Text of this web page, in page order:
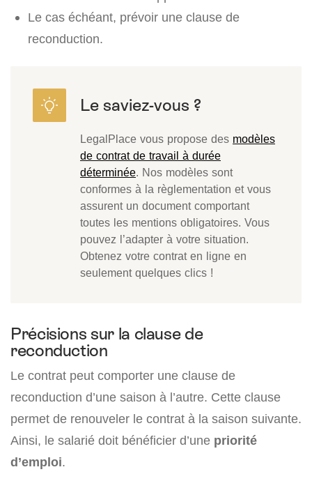
Le cas échéant, prévoir une clause de
reconduction.
LegalPlace vous propose des modèles
de contrat de travail à durée
déterminée. Nos modèles sont
conformes à la règlementation et vous
assurent un document comportant
toutes les mentions obligatoires. Vous
pouvez l’adapter à votre situation.
Obtenez votre contrat en ligne en
seulement quelques clics !
Précisions sur la clause de
reconduction
Le contrat peut comporter une clause de
reconduction d’une saison à l’autre. Cette clause
permet de renouveler le contrat à la saison suivante.
Ainsi, le salarié doit bénéficier d’une priorité
d’emploi.